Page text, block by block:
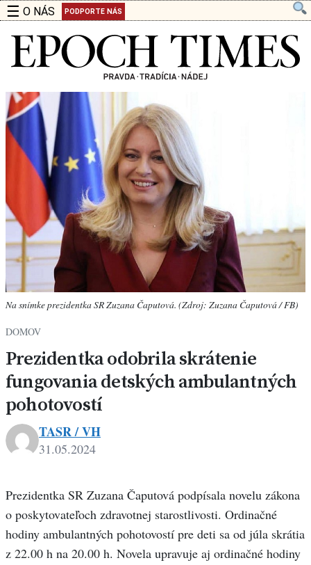
☰ O NÁS PODPORTE NÁS
Na snímke prezidentka SR Zuzana Čaputová. (Zdroj: Zuzana Čaputová / FB)
DOMOV
Prezidentka odobrila skrátenie
fungovania detských ambulantných
pohotovostí
TASR / VH
31.05.2024
Prezidentka SR Zuzana Čaputová podpísala novelu zákona
o poskytovateľoch zdravotnej starostlivosti. Ordinačné
hodiny ambulantných pohotovostí pre deti sa od júla skrátia
z 22.00 h na 20.00 h. Novela upravuje aj ordinačné hodiny